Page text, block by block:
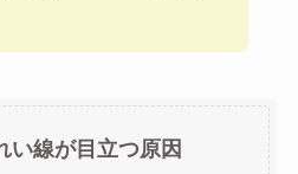
い線が目立つ原因